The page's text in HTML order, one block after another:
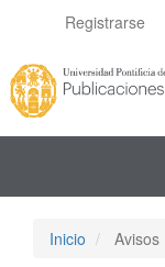
principal
principal
Barra
lateral
Registrarse
Inicio Avisos